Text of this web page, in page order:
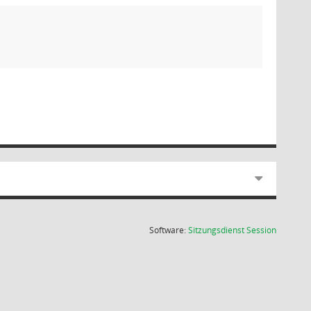
Software:SitzungsdienstSession(Wird in